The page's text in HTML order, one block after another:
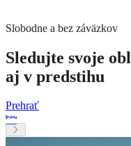
Slobodne a bez záväzkov
Sledujte svoje
aj v predstihu
Prehrať